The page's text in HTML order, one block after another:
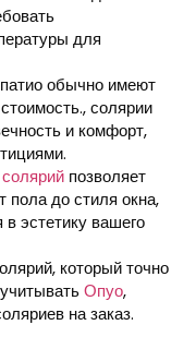
для
обычно имеют
солярии
и комфорт,
позволяет
пола до стиля окна,
эстетику вашего
который точно
Опуо,
на заказ.